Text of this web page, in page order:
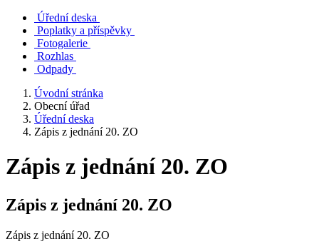
Úřední deska
Poplatky a příspěvky
Fotogalerie
Rozhlas
Odpady
Úvodní stránka
Obecní úřad
Úřední deska
Zápis z jednání 20. ZO
Zápis z jednání 20. ZO
Zápis z jednání 20. ZO
Zápis z jednání 20. ZO